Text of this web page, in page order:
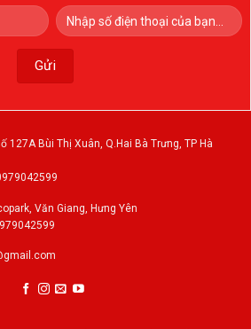
127A Bùi Thị Xuân, Q.Hai Bà Trưng, TP Hà
Văn Giang, Hưng Yên